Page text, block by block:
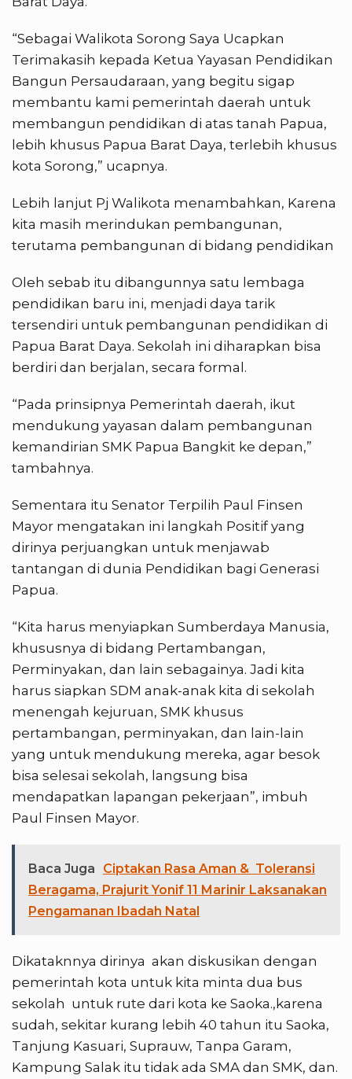
“Sebagai Walikota Sorong Saya Ucapkan
Terimakasih kepada Ketua Yayasan Pendidikan
Bangun Persaudaraan, yang begitu sigap
membantu kami pemerintah daerah untuk
membangun pendidikan di atas tanah Papua,
lebih khusus Papua Barat Daya, terlebih khusus
kota Sorong,” ucapnya.
Lebih lanjut Pj Walikota menambahkan, Karena
kita masih merindukan pembangunan,
terutama pembangunan di bidang pendidikan
Oleh sebab itu dibangunnya satu lembaga
pendidikan baru ini, menjadi daya tarik
tersendiri untuk pembangunan pendidikan di
Papua Barat Daya. Sekolah ini diharapkan bisa
berdiri dan berjalan, secara formal.
“Pada prinsipnya Pemerintah daerah, ikut
mendukung yayasan dalam pembangunan
kemandirian SMK Papua Bangkit ke depan,”
tambahnya.
Sementara itu Senator Terpilih Paul Finsen
Mayor mengatakan ini langkah Positif yang
dirinya perjuangkan untuk menjawab
tantangan di dunia Pendidikan bagi Generasi
Papua.
“Kita harus menyiapkan Sumberdaya Manusia,
khususnya di bidang Pertambangan,
Perminyakan, dan lain sebagainya. Jadi kita
harus siapkan SDM anak-anak kita di sekolah
menengah kejuruan, SMK khusus
pertambangan, perminyakan, dan lain-lain
yang untuk mendukung mereka, agar besok
bisa selesai sekolah, langsung bisa
mendapatkan lapangan pekerjaan”, imbuh
Paul Finsen Mayor.
Baca Juga
Ciptakan Rasa Aman & Toleransi
Beragama, Prajurit Yonif 11 Marinir Laksanakan
Pengamanan Ibadah Natal
Dikataknnya dirinya akan diskusikan dengan
pemerintah kota untuk kita minta dua bus
sekolah untuk rute dari kota ke Saoka.,karena
sudah, sekitar kurang lebih 40 tahun itu Saoka,
Tanjung Kasuari, Suprauw, Tanpa Garam,
Kampung Salak itu tidak ada SMA dan SMK, dan.